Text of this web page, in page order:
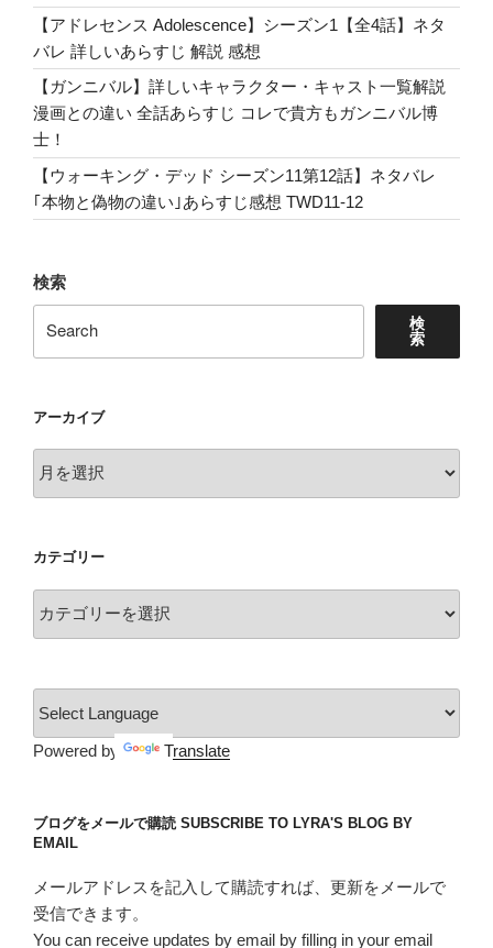
リ
ル
&
ア
ル
フ
ァ
ガ
チ
あ
ら
す
じ”
【アドレセンス Adolescence】シーズン1【全4話】ネタ
バレ 詳しいあらすじ 解説 感想
【ガンニバル】詳しいキャラクター・キャスト一覧解説
漫画との違い 全話あらすじ コレで貴方もガンニバル博
士！
【ウォーキング・デッド シーズン11第12話】ネタバレ
｢本物と偽物の違い｣あらすじ感想 TWD11-12
検索
検
索
アーカイブ
ー
ブ
カテゴリー
テ
ー
Powered by Translate
ブログをメールで購読 SUBSCRIBE TO LYRA'S BLOG BY
EMAIL
メールアドレスを記入して購読すれば、更新をメールで
受信できます。
You can receive updates by email by filling in your email